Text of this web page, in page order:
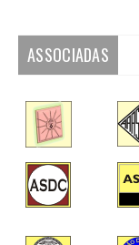
ASSOCIADAS